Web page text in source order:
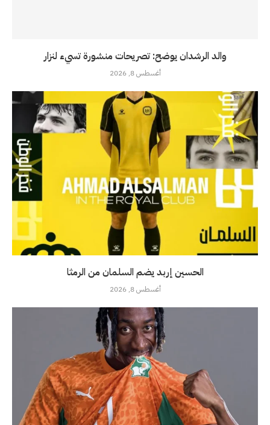
والد الرشدان يوضح: تصريحات منشورة تسيء لنزار
أغسطس 8, 2026
الحسين إربد يضم السلمان من الرمثا
أغسطس 8, 2026